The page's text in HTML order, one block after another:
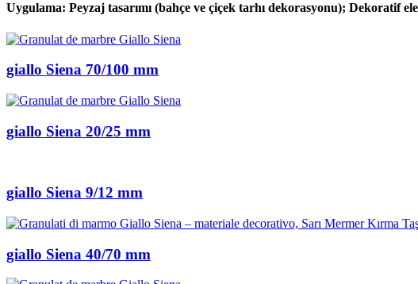
Uygulama: Peyzaj tasarımı (bahçe ve çiçek tarhı dekorasyonu); Dekoratif
giallo Siena 70/100 mm
giallo Siena 20/25 mm
giallo Siena 9/12 mm
giallo Siena 40/70 mm